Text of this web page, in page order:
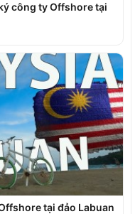
công ty Offshore tại
tại đảo Labuan